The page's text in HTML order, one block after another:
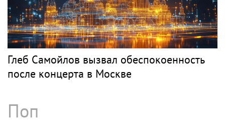
Глеб Самойлов вызвал обеспокоенность
после концерта в Москве
Поп